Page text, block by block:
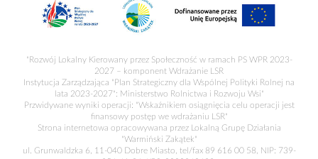
"Rozwój Lokalny Kierowany przez Społeczność w ramach PS WPR 2023-
2027 – komponent Wdrażanie LSR
Instytucja Zarządzająca "Plan Strategiczny dla Wspólnej Polityki Rolnej na
lata 2023-2027": Ministerstwo Rolnictwa i Rozwoju Wsi"
Przwidywane wyniki operacji: "Wskaźnikiem osiągnięcia celu operacji jest
finansowy postęp we wdrażaniu LSR"
Strona internetowa opracowywana przez Lokalną Grupę Działania
"Warmiński Zakątek"
ul. Grunwaldzka 6, 11-040 Dobre Miasto, tel/fax 89 616 00 58, NIP: 739-